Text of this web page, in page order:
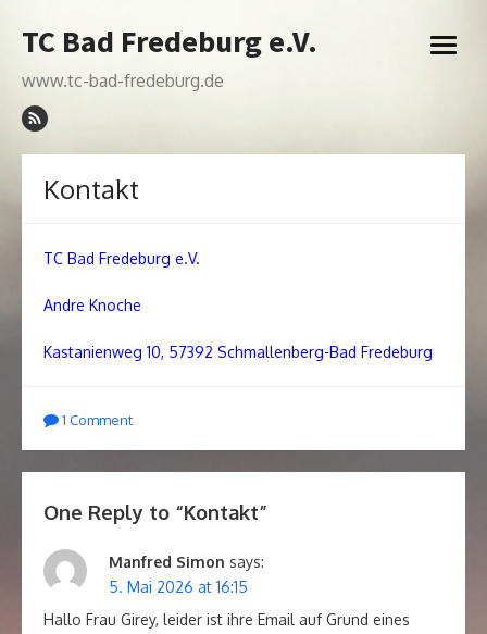
to
TC Bad Fredeburg e.V.
www.tc-bad-fredeburg.de
open
Kontakt
TC Bad Fredeburg e.V.
Andre Knoche
Kastanienweg 10, 57392 Schmallenberg-Bad Fredeburg
1 Comment
One Reply to “Kontakt”
Manfred Simon says:
5. Mai 2026 at 16:15
Hallo Frau Girey, leider ist ihre Email auf Grund eines